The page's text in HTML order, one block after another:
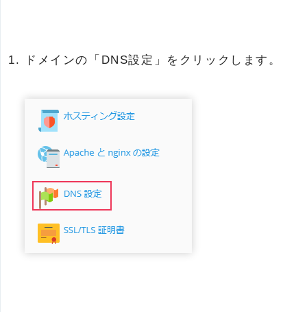
ドメインの「DNS設定」をクリックします。